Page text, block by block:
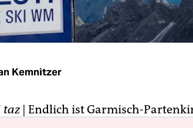
Kemnitzer
taz | Endlich ist Garmisch-